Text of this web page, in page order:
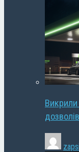
дозволів